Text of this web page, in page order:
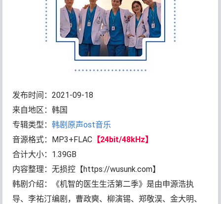
发布时间：2021-09-18
来自地区：韩国
专辑类型：韩剧原声ost音乐
音源格式：MP3+FLAC 【24bit/48kHz】
合计大小：1.39GB
内容整理：无损控【https://wusunk.com】
韩剧介绍：《机智的医生生活第二季》是由申源浩执
导、李祐汀编剧，曹政奭、柳演锡、郑敬淏、金大明、